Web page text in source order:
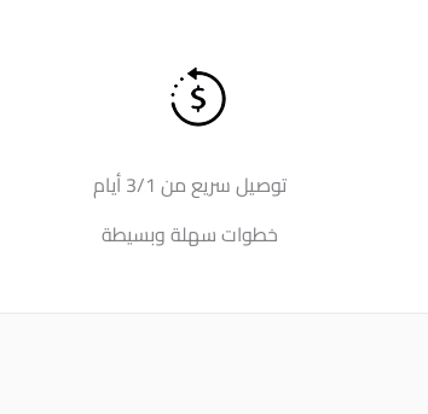
توصيل سريع من 3/1 أيام
خطوات سهلة وبسيطة